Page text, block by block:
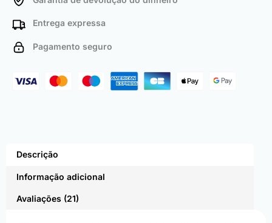
Entrega expressa
Pagamento seguro
Descrição
Informação adicional
Avaliações (21)